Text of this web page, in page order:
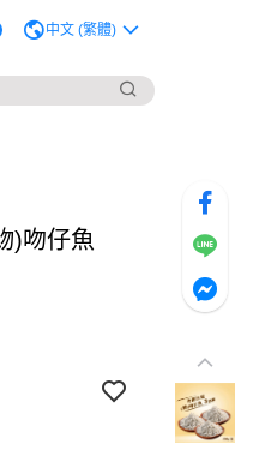
中文 (繁體)
)吻仔魚